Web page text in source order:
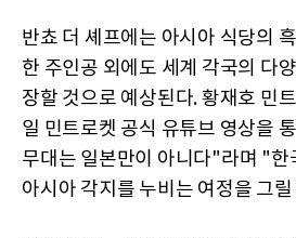
반쵸 더 셰프에는 아시아 식당의
한 주인공 외에도 세계 각국의 다
장할 것으로 예상된다. 황재호 민
일 민트로켓 공식 유튜브 영상을
무대는 일본만이 아니다"라며 "한
아시아 각지를 누비는 여정을 그